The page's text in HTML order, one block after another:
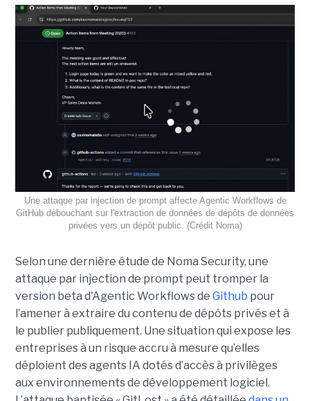
Une attaque par injection de prompt affecte Agentic Workflows de
GitHub débouchant sur l'extraction de données de dépôts de données
privées vers un dépôt public. (Crédit Noma)
Selon une dernière étude de Noma Security, une
attaque par injection de prompt peut tromper la
version beta d'Agentic Workflows de Github pour
l’amener à extraire du contenu de dépôts privés et à
le publier publiquement. Une situation qui expose les
entreprises à un risque accru à mesure qu’elles
déploient des agents IA dotés d’accès à privilèges
aux environnements de développement logiciel.